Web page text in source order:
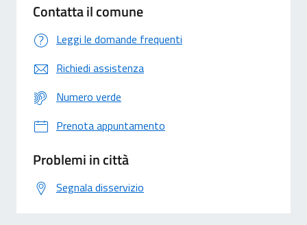
Contatta il comune
Leggi le domande frequenti
Richiedi assistenza
Numero verde
Prenota appuntamento
Problemi in città
Segnala disservizio